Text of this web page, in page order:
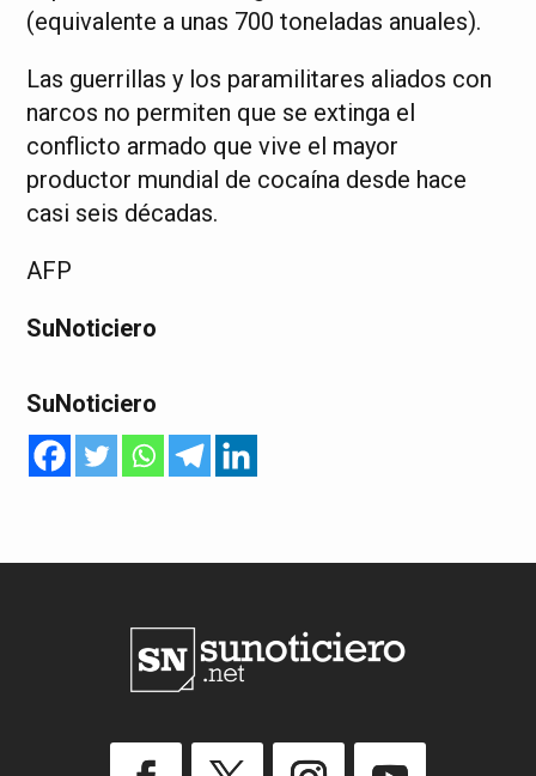
(equivalente a unas 700 toneladas anuales).
Las guerrillas y los paramilitares aliados con
narcos no permiten que se extinga el
conflicto armado que vive el mayor
productor mundial de cocaína desde hace
casi seis décadas.
AFP
SuNoticiero
SuNoticiero